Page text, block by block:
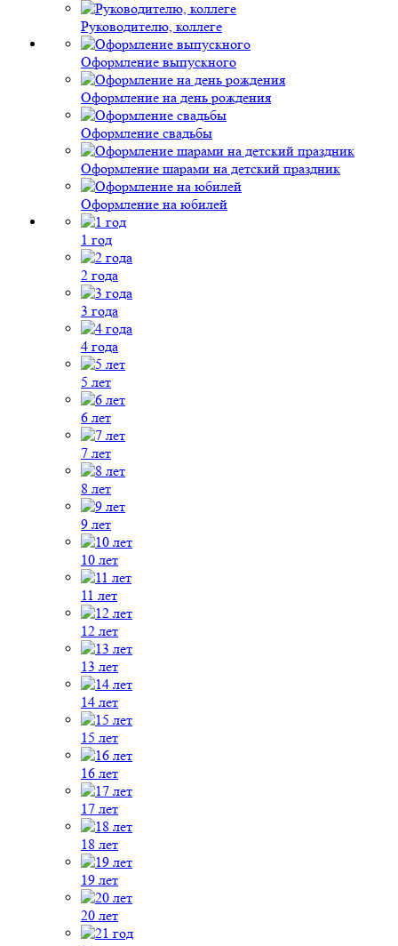
Руководителю, коллеге
Оформление выпускного
Оформление на день рождения
Оформление свадьбы
Оформление шарами на детский праздник
Оформление на юбилей
1 год
2 года
3 года
4 года
5 лет
6 лет
7 лет
8 лет
9 лет
10 лет
11 лет
12 лет
13 лет
14 лет
15 лет
16 лет
17 лет
18 лет
19 лет
20 лет